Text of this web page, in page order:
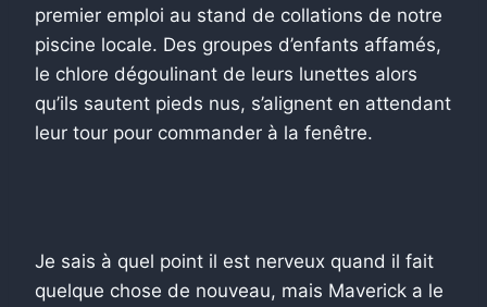
premier emploi au stand de collations de notre
piscine locale. Des groupes d’enfants affamés,
le chlore dégoulinant de leurs lunettes alors
qu’ils sautent pieds nus, s’alignent en attendant
leur tour pour commander à la fenêtre.
Je sais à quel point il est nerveux quand il fait
quelque chose de nouveau, mais Maverick a le